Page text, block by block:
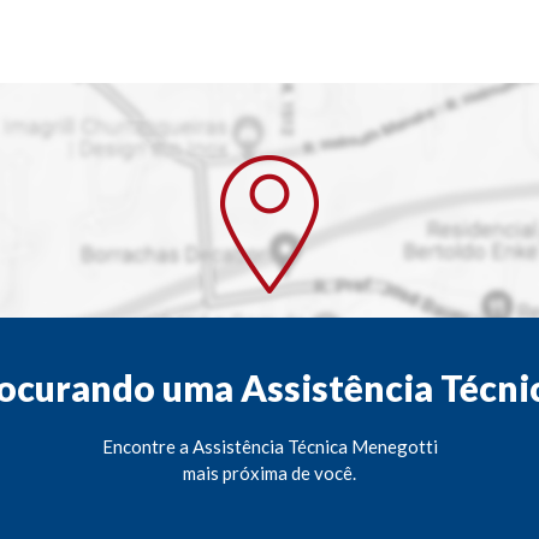
uma Assistência
Encontre a Assistência Técnica Menegotti
mais próxima de você.